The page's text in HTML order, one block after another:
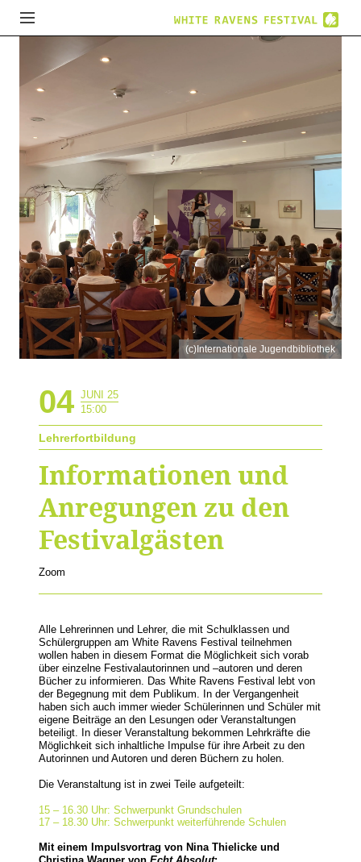
(c)Internationale Jugendbibliothek
04 JUNI 25
15:00
Lehrerfortbildung
Informationen und
Anregungen zu den
Festivalgästen
Zoom
Alle Lehrerinnen und Lehrer, die mit Schulklassen und
Schülergruppen am White Ravens Festival teilnehmen
wollen haben in diesem Format die Möglichkeit sich vorab
über einzelne Festivalautorinnen und –autoren und deren
Bücher zu informieren. Das White Ravens Festival lebt von
der Begegnung mit dem Publikum. In der Vergangenheit
haben sich auch immer wieder Schülerinnen und Schüler mit
eigene Beiträge an den Lesungen oder Veranstaltungen
beteiligt. In dieser Veranstaltung bekommen Lehrkräfte die
Möglichkeit sich inhaltliche Impulse für ihre Arbeit zu den
Autorinnen und Autoren und deren Büchern zu holen.
Die Veranstaltung ist in zwei Teile aufgeteilt:
15 – 16.30 Uhr: Schwerpunkt Grundschulen
17 – 18.30 Uhr: Schwerpunkt weiterführende Schulen
Mit einem Impulsvortrag von Nina Thielicke und